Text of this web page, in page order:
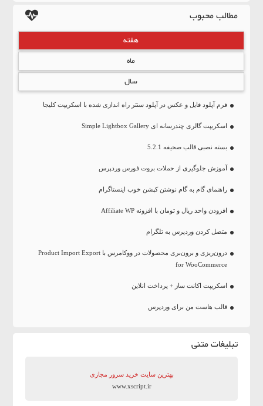
مطالب محبوب
هفته
ماه
سال
فرم آپلود فایل و عکس در آپلود سنتر راه اندازی شده با اسکریپت کلیجا
اسکریپت گالری چندرسانه ای Simple Lightbox Gallery
بسته نصبی قالب صحیفه 5.2.1
آموزش جلوگیری از حملات بروت فورس وردپرس
راهنمای گام به گام نوشتن کپشن خوب اینستاگرام
افزودن واحد ریال و تومان با افزونه Affiliate WP
متصل کردن وردپرس به تلگرام
درون‌ریزی و برون‌بری محصولات در ووکامرس با Product Import Export
for WooCommerce
اسکریپت اکانت ساز + پرداخت انلاین
قالب هاست من برای وردپرس
تبلیغات متنی
بهترین سایت‌ خرید سرور مجازی
www.xscript.ir